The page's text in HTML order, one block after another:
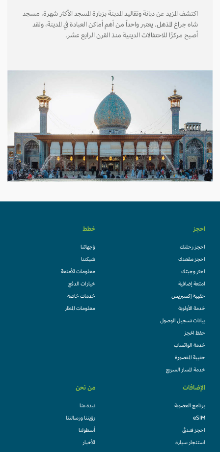
اكتشف المزيد عن ديانة وتقاليد المدينة بزيارة المسجد الأكثر شهرة، مسجد
شاه جراغ المذهل. يعتبر واحداً من أهم أماكن العبادة في المدينة، ولقد
أصبح مركزًا للاحتفالات الدينية منذ القرن الرابع عشر.
احجز
احجز رحلتك
احجز مقعدك
اختر وجبتك
امتعة إضافية
حقيبة إكسبريس
خدمة الأولوية
بيانات تسجيل الوصول
حفظ الحجز
خدمة الواتساب
حقيبة المقصورة
خدمة المسار السريع
خطط
وُجهاتنا
شبكتنا
معلومات الأمتعة
خيارات الدفع
خدمات خاصة
معلومات المطار
الإضافات
برنامج العضوية
eSIM
احجز فندقً
استئجار سيارة
من نحن
نبذة عنا
رؤيتنا ورسالتنا
أسطولنا
الأخبار